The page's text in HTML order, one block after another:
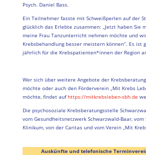
Psych. Daniel Bass.
Ein Teilnehmer fasste mit Schweißperlen auf der
glücklich das Erlebte zusammen: „Jetzt haben Sie
meine Frau Tanzunterricht nehmen möchte und
Krebsbehandlung besser meistern können“. Es ist
jährlich für die Krebspatienten*innen der Region
Wer sich über weitere Angebote der
möchte oder auch den Förderverein „Mit Krebs
möchte, findet aufhttps://mitkrebsleben-sbh.de
Die psychosoziale Krebsberatungsstelle
vom Gesundheitsnetzwerk Schwarzwald-Baar, vom
Klinikum, von der Caritas und vom Verein „Mit
Auskünfte und telefonische